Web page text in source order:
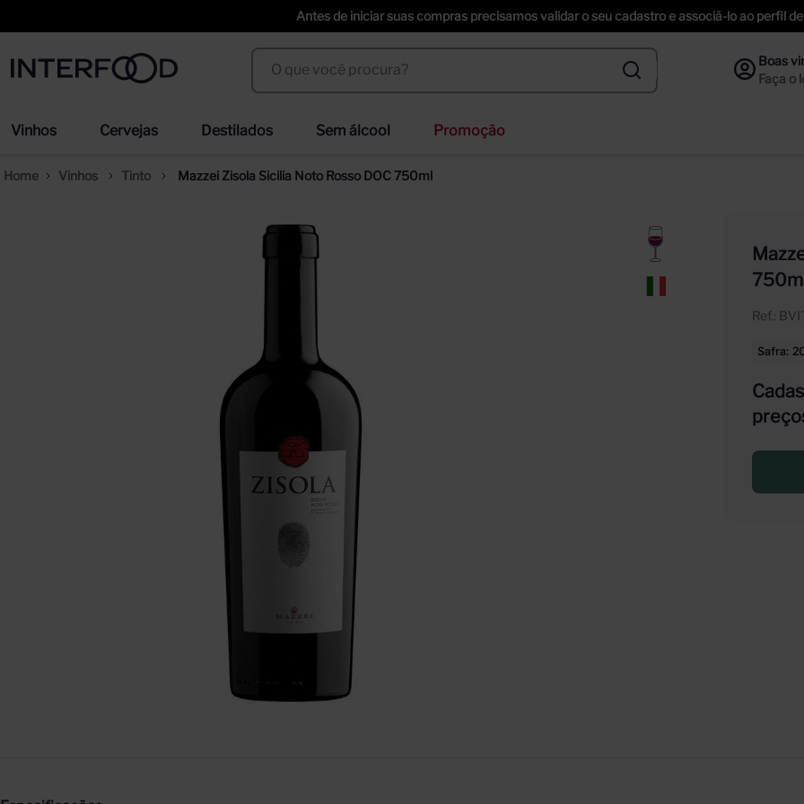
Antes de iniciar suas compras precisamos validar o seu cadastro e associá-lo ao perfil
O que você procura?
Vinhos Cervejas Destilados Sem álcool Promoção
Vinhos Tinto Mazzei Zisola Sicilia Noto Rosso DOC 750ml
Ref. :
Safra
Termos mais buscados